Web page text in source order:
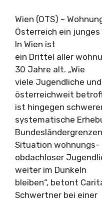
Wien (OTS) –
Österreich ein junges
In Wien ist
ein Drittel aller
30 Jahre alt. „Wie
viele Jugendliche
österreichweit
ist hingegen
systematische
Situation wohnungs-
obdachloser
weiter im Dunkeln
bleiben“, betont
Schwertner bei einer